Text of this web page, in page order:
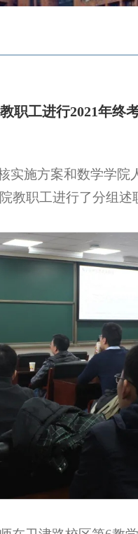
职工进行2021年终
实施方案和数学学院
教职工进行了分组述